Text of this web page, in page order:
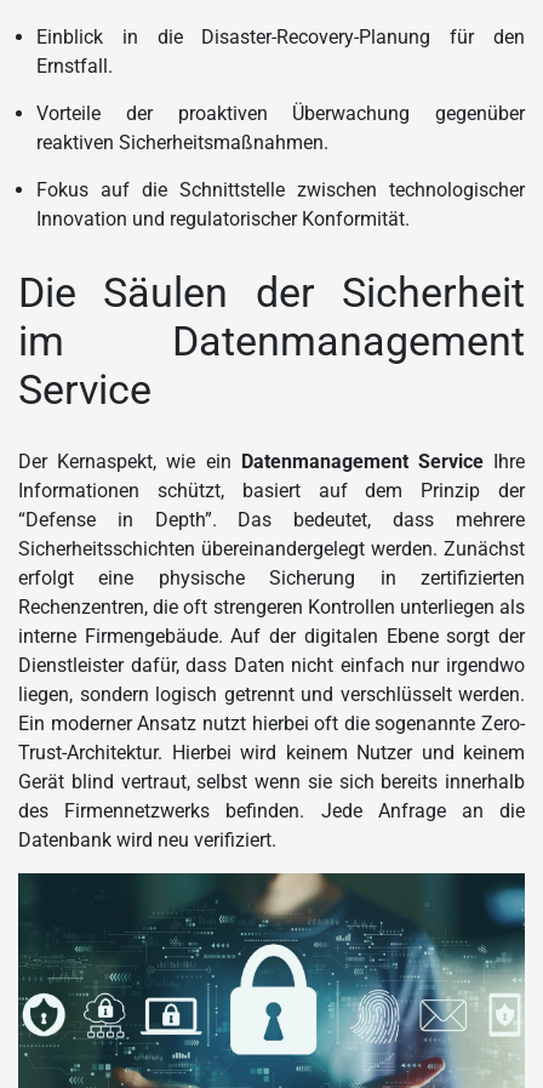
Einblick in die Disaster-Recovery-Planung für den
Ernstfall.
Vorteile der proaktiven Überwachung gegenüber
reaktiven Sicherheitsmaßnahmen.
Fokus auf die Schnittstelle zwischen technologischer
Innovation und regulatorischer Konformität.
Die Säulen der Sicherheit
im Datenmanagement
Service
Der Kernaspekt, wie ein Datenmanagement ServiceIhre
Informationen schützt, basiert auf dem Prinzip der
“Defense in Depth”. Das bedeutet, dass mehrere
Sicherheitsschichten übereinandergelegt werden. Zunächst
erfolgt eine physische Sicherung in zertifizierten
Rechenzentren, die oft strengeren Kontrollen unterliegen als
interne Firmengebäude. Auf der digitalen Ebene sorgt der
Dienstleister dafür, dass Daten nicht einfach nur irgendwo
liegen, sondern logisch getrennt und verschlüsselt werden.
Ein moderner Ansatz nutzt hierbei oft die sogenannte Zero-
Trust-Architektur. Hierbei wird keinem Nutzer und keinem
Gerät blind vertraut, selbst wenn sie sich bereits innerhalb
des Firmennetzwerks befinden. Jede Anfrage an die
Datenbank wird neu verifiziert.